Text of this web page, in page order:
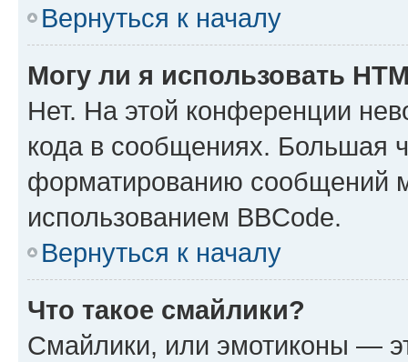
Вернуться к началу
Могу ли я использовать
Нет. На этой конференции
кода в сообщениях. Большая
форматированию сообщений
использованием BBCode.
Вернуться к началу
Что такое смайлики?
Смайлики, или эмотиконы —